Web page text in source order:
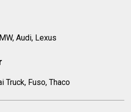
Audi, Lexus
Truck, Fuso, Thaco